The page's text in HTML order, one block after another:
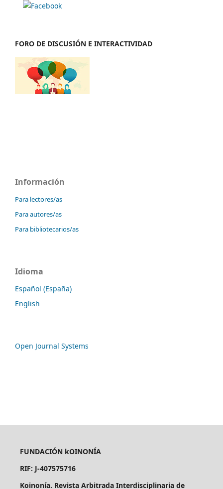
FORO DE DISCUSIÓN E INTERACTIVIDAD
Información
Para lectores/as
Para autores/as
Para bibliotecarios/as
Idioma
Español (España)
English
Open Journal Systems
FUNDACIÓN kOINONÍA
RIF: J-407575716
Koinonía. Revista Arbitrada Interdisciplinaria de